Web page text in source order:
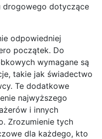
drogowego dotyczące
odpowiedniej
początek. Do
wymagane są
takie jak świadectwo
Te dodatkowe
najwyższego
i innych
Zrozumienie tych
dla każdego, kto